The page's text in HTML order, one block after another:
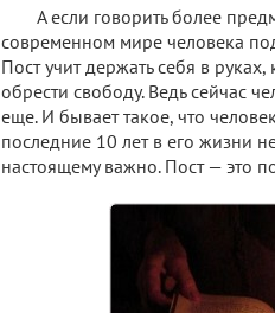
А если говорить более
современном мире человека
Пост учит держать себя в
обрести свободу. Ведь сейчас
еще. И бывает такое, что
последние 10 лет в его жизни
настоящему важно. Пост — это